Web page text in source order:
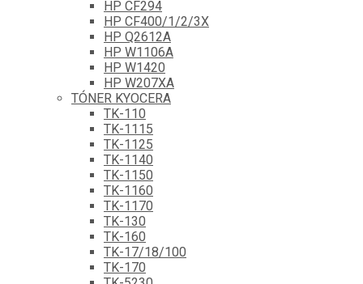
HP CF294
HP CF400/1/2/3X
HP Q2612A
HP W1106A
HP W1420
HP W207XA
TÓNER KYOCERA
TK-110
TK-1115
TK-1125
TK-1140
TK-1150
TK-1160
TK-1170
TK-130
TK-160
TK-17/18/100
TK-170